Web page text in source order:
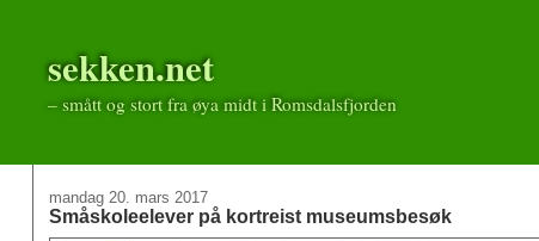
sekken.net
– smått og stort fra øya midt i Romsdalsfjorden
mandag 20. mars 2017
Småskoleelever på kortreist museumsbesøk